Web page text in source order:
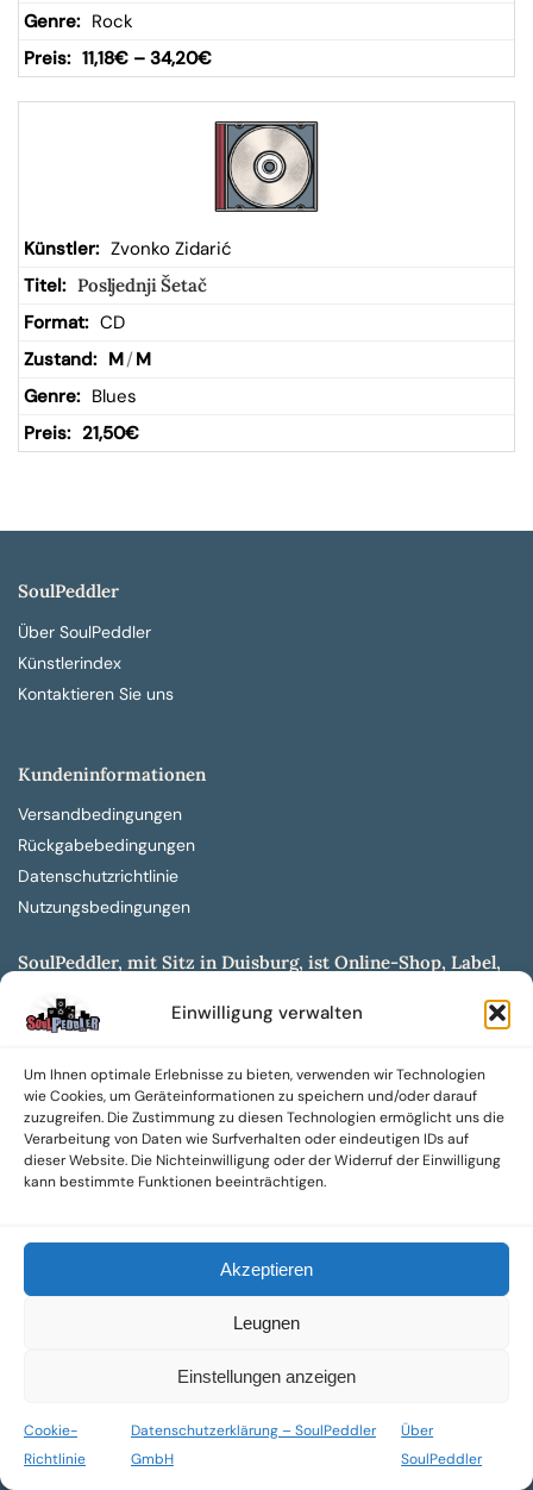
Einwilligung verwalten
Um Ihnen optimale Erlebnisse zu bieten, verwenden wir Technologien
wie Cookies, um Geräteinformationen zu speichern und/oder darauf
zuzugreifen. Die Zustimmung zu diesen Technologien ermöglicht uns die
Verarbeitung von Daten wie Surfverhalten oder eindeutigen IDs auf
dieser Website. Die Nichteinwilligung oder der Widerruf der Einwilligung
kann bestimmte Funktionen beeinträchtigen.
Akzeptieren
Leugnen
Einstellungen anzeigen
Cookie-
Richtlinie
Datenschutzerklärung – SoulPeddler
GmbH
Über
SoulPeddler
Rock
11,18€ – 34,20€
Zvonko Zidarić
Posljednji Šetač
CD
M/ M
Blues
21,50€
SoulPeddler
Über SoulPeddler
Künstlerindex
Kontaktieren Sie uns
Kundeninformationen
Versandbedingungen
Rückgabebedingungen
Datenschutzrichtlinie
Nutzungsbedingungen
SoulPeddler, mit Sitz in Duisburg, ist Online-Shop, Label,
entwickelt aus dem SoulPeddler Vinyl-Presswerk und
unserer Online-Gig-Plattform.
Wir bieten eine breite Auswahl an sowohl hochgradig
sammelwürdigen als auch Mainstream-Titeln und -Formaten auf
Vinyl, CD und weiteren Medien.
Sowohl neue als auch gebrauchte, nach Zustand bewertete
Wir setzen uns leidenschaftlich für unabhängige Künstler und
Labels ein und bieten hochwertige, maßgeschneiderte Lösungen
aus über 30 Jahren Erfahrung in der Musikindustrie.
SoulPeddler Mailorder, Records & Vinyl Production – DUBOX –
Nettirock – Nice Guy Records – MOVA Museum of Vinyl Arts
© 2025 SoulPeddler GmbH®